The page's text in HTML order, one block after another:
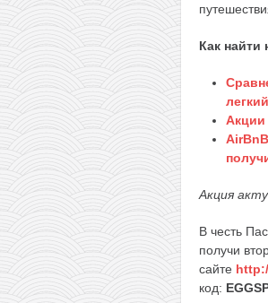
Как
Акции
Акция
В честь
получи
сайте
код: